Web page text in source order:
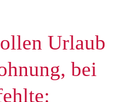
Urlaub
bei